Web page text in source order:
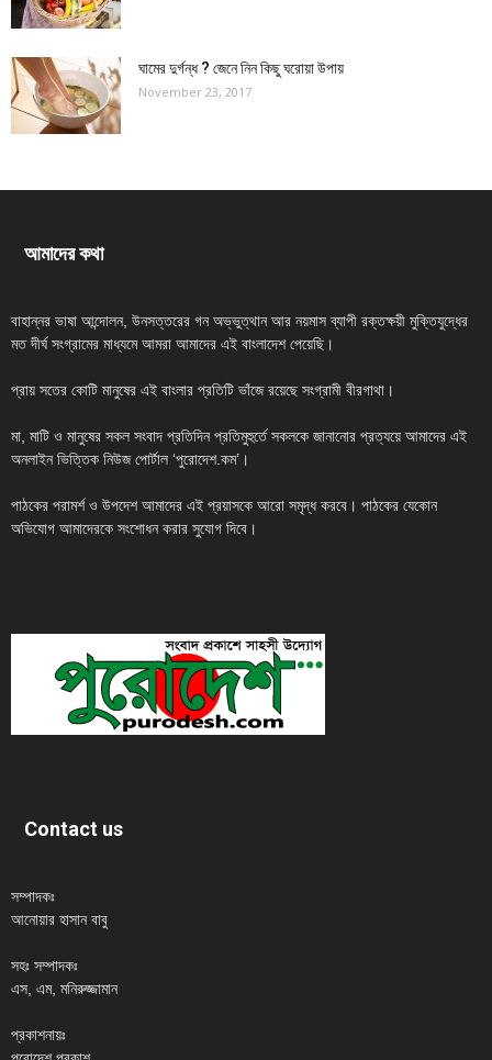
ঘামের দুর্গন্ধ ? জেনে নিন কিছু ঘরোয়া উপায়
November 23, 2017
আমাদের কথা
বাহান্নর ভাষা আন্দোলন, উনসত্তরের গন অভ্ভুত্থান আর নয়মাস ব্যাপী রক্তক্ষয়ী মুক্তিযুদ্ধের
মত দীর্ঘ সংগ্রামের মাধ্যমে আমরা আমাদের এই বাংলাদেশ পেয়েছি।
প্রায় সতের কোটি মানুষের এই বাংলার প্রতিটি ভাঁজে রয়েছে সংগ্রামী বীরগাথা।
মা, মাটি ও মানুষের সকল সংবাদ প্রতিদিন প্রতিমুহুর্তে সকলকে জানানোর প্রত্যয়ে আমাদের এই
অনলাইন ভিত্তিক নিউজ পোর্টাল ‘পুরোদেশ.কম’।
পাঠকের পরামর্শ ও উপদেশ আমাদের এই প্রয়াসকে আরো সমৃদ্ধ করবে। পাঠকের যেকোন
অভিযোগ আমাদেরকে সংশোধন করার সুযোগ দিবে।
Contact us
সম্পাদকঃ
আনোয়ার হাসান বাবু
সহঃ সম্পাদকঃ
এস, এম, মনিরুজ্জামান
প্রকাশনায়ঃ